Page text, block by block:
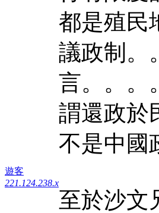
遊客
221.124.238.x
都是殖民
議政制。
言。。。
謂還政於
不是中國
至於沙文